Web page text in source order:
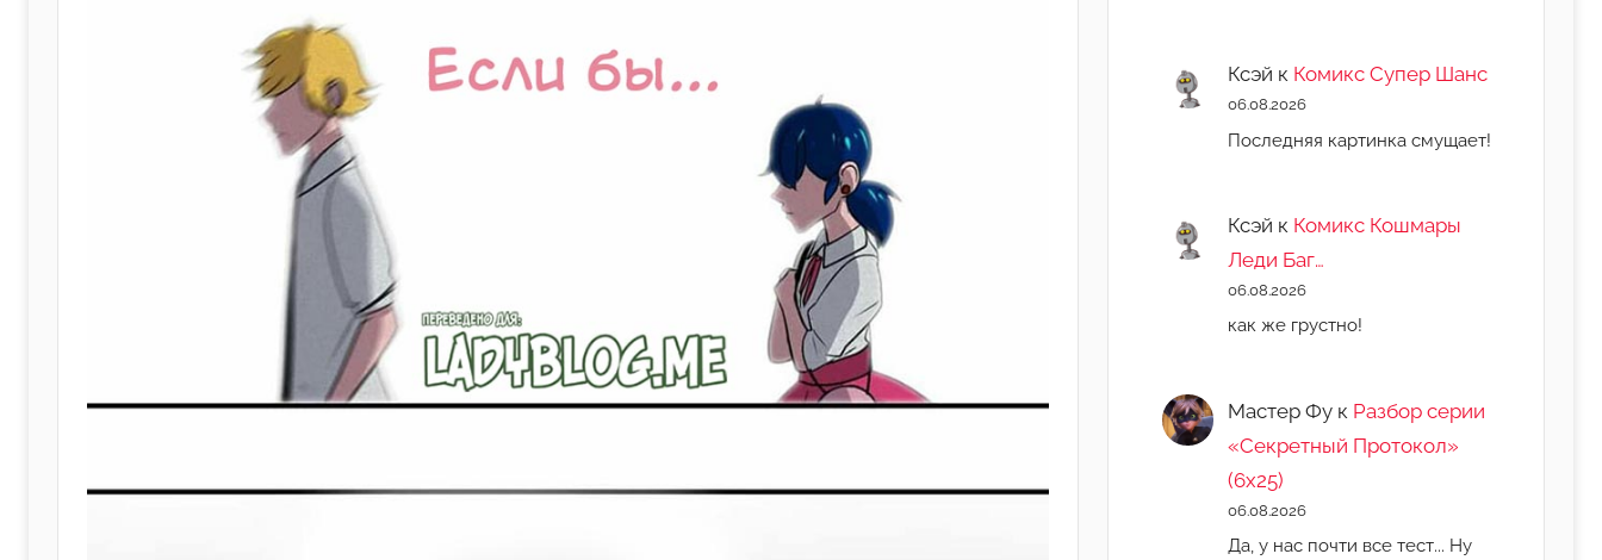
Ксэй к Комикс Супер Шанс
06.08.2026
Последняя картинка смущает!
Ксэй к Комикс Кошмары
Леди Баг…
06.08.2026
как же грустно!
Мастер Фу к Разбор серии
«Секретный Протокол»
(6х25)
06.08.2026
Да, у нас почти все тест... Ну